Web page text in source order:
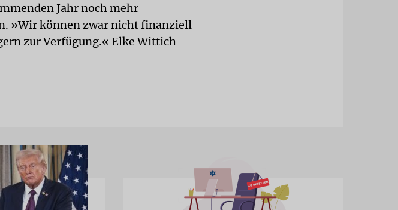
Jahr noch mehr
»Wir können zwar nicht finanziell
zur Verfügung.« Elke Wittich